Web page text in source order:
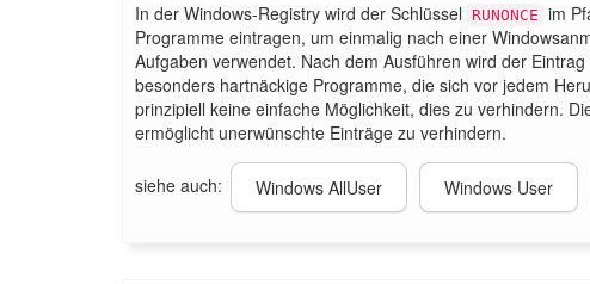
In der Windows-Registry wird der Schlüssel RUNONCE im
Programme eintragen, um einmalig nach einer
Aufgaben verwendet. Nach dem Ausführen wird der
besonders hartnäckige Programme, die sich vor jedem
prinzipiell keine einfache Möglichkeit, dies zu verhindern.
ermöglicht unerwünschte Einträge zu verhindern.
siehe auch: Windows AllUser Windows User